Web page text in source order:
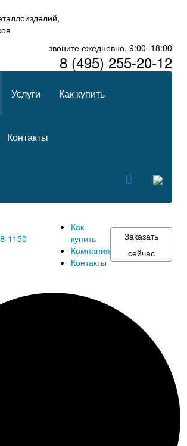
звоните ежедневно, 9:00–18:00
8 (495) 255-20-12
Услуги Как купить
Контакты
1150
Как
купить
Компания
Контакты
Заказать
сейчас